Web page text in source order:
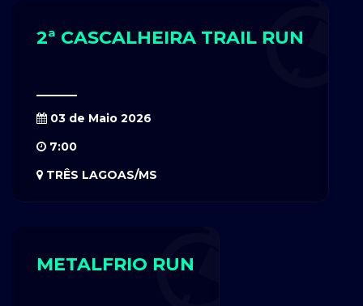
2ª CASCALHEIRA TRAIL RUN
03 de Maio 2026
7:00
TRÊS LAGOAS/MS
METALFRIO RUN